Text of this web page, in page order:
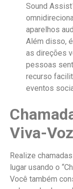
Sound
aparelhos
Além disso,
as direções
pessoas
recurso
eventos
Viva-Voz
Realize
lugar usando o
Você também